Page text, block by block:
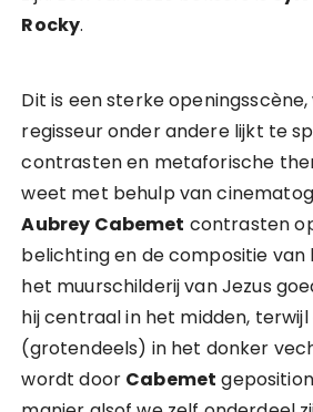
Rocky.
Dit is een sterke
regisseur onder andere lijkt te
contrasten en metaforische
weet met behulp van
Aubrey Cabemet contrasten
belichting en de compositie van
het muurschilderij van Jezus
hij centraal in het midden, terwijl
(grotendeels) in het donker
wordt door Cabemet